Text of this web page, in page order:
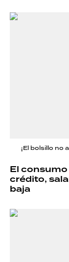
¡El bolsillo no
El
crédito,
baja